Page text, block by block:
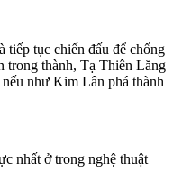
tục chiến đấu để chống
trong thành, Tạ Thiên Lăng
như Kim Lân phá thành
nhất ở trong nghệ thuật